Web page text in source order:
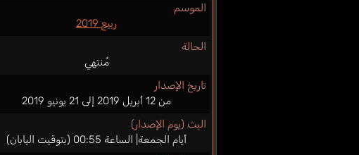
الموسم
ربيع 2019
الحالة
مُنتهي
تاريخ الإصدار
من 12 أبريل 2019 إلى 21 يونيو 2019
البث (يوم الإصدار)
أيام الجمعة| الساعة 00:55 (بتوقيت اليابان)